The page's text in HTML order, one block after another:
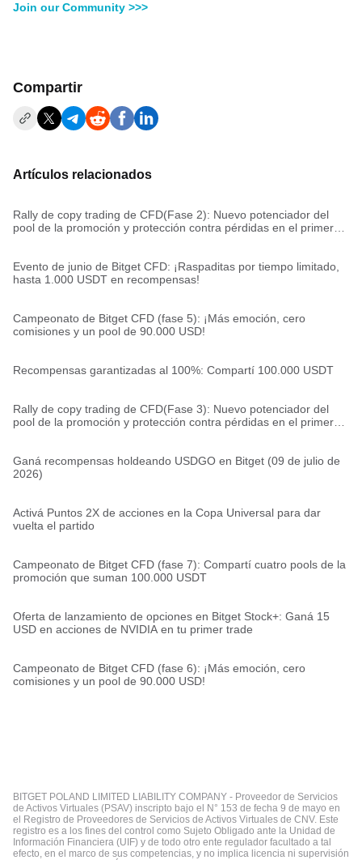
Join our Community >>>
Compartir
Artículos relacionados
Rally de copy trading de CFD(Fase 2): Nuevo potenciador del
pool de la promoción y protección contra pérdidas en el primer
Evento de junio de Bitget CFD: ¡Raspaditas por tiempo limitado,
hasta 1.000 USDT en recompensas!
Campeonato de Bitget CFD (fase 5): ¡Más emoción, cero
comisiones y un pool de 90.000 USD!
Recompensas garantizadas al 100%: Compartí 100.000 USDT
Rally de copy trading de CFD(Fase 3): Nuevo potenciador del
pool de la promoción y protección contra pérdidas en el primer
Ganá recompensas holdeando USDGO en Bitget (09 de julio de
2026)
Activá Puntos 2X de acciones en la Copa Universal para dar
vuelta el partido
Campeonato de Bitget CFD (fase 7): Compartí cuatro pools de la
promoción que suman 100.000 USDT
Oferta de lanzamiento de opciones en Bitget Stock+: Ganá 15
USD en acciones de NVIDIA en tu primer trade
Campeonato de Bitget CFD (fase 6): ¡Más emoción, cero
comisiones y un pool de 90.000 USD!
BITGET POLAND LIMITED LIABILITY COMPANY - Proveedor de Servicios
de Activos Virtuales (PSAV) inscripto bajo el N° 153 de fecha 9 de mayo en
el Registro de Proveedores de Servicios de Activos Virtuales de CNV. Este
registro es a los fines del control como Sujeto Obligado ante la Unidad de
Información Financiera (UIF) y de todo otro ente regulador facultado a tal
efecto, en el marco de sus competencias, y no implica licencia ni supervisión